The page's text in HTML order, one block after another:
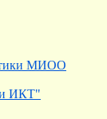
МИОО
и ИКТ"